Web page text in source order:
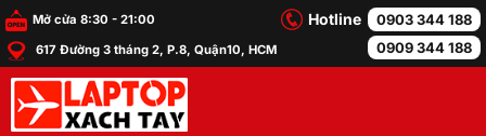
Bỏ
qua
nội
dung
Mở cửa 8:30 - 21:00
617 Đường 3 tháng 2, P.8, Quận10, HCM
Hotline
0903 344 188
0909 344 188